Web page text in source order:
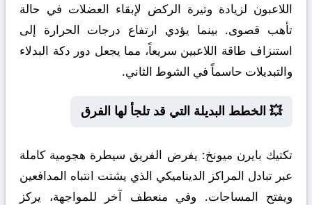
اللاعبون لزيادة وتيرة الركض لإبقاء العضلات في حالة
تأهب قصوى. بينما يؤدي ارتفاع درجات الحرارة إلى
استنزاف طاقة اللاعبين سريعاً، مما يجعل دور دكة البدلاء
والتبديلات حاسماً في الشوط الثاني.
💥 الخطط البديلة التي قد تلجأ لها الفرق
تكتيك بايرن ميونخ: يفرض الفريق سيطرة هجومية كاملة
عبر تبادل المراكز الديناميكي الذي يشتت انتباه المدافعين
ويفتح المساحات. وفي منعطف آخر للمواجهة، يركز